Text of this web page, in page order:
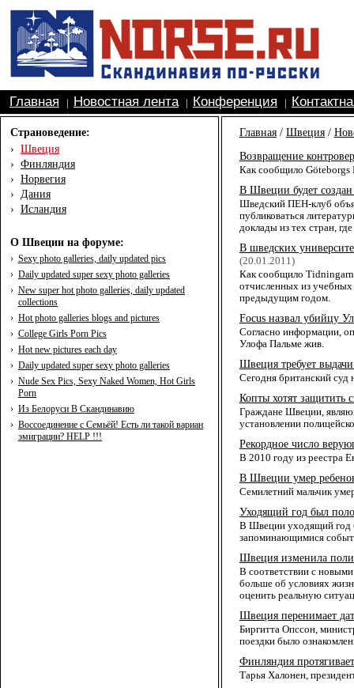
Главная Новостная лента| Конференция
Страноведение:
› Швеция
› Финляндия
› Норвегия
› Дания
› Исландия
О Швеции на форуме:
› Sexy photo galleries, daily updated pics
› Daily updated super sexy photo galleries
› New super hot photo galleries, daily updated
collections
› Hot photo galleries blogs and pictures
› College Girls Porn Pics
› Hot new pictures each day
› Daily updated super sexy photo galleries
› Nude Sex Pics, Sexy Naked Women, Hot Girls
Porn
› Из Белоруси В Скандинавию
› Воссоединение с Семьёй! Есть ли такой вариан
эмиграции? HELP !!!
Главная / Швеция /
Возвращение
Как сообщило Göteborgs
В Швеции будет создан
Шведский ПЕН-клуб
публиковаться
доклады из тех стран,
В шведских
(20.01.2011)
Как сообщило
отчисленных из учебных
предыдущим годом.
Focus назвал убийцу
Согласно информации,
Улофа Пальме жив.
Швеция требует
Сегодня британский суд
Копты хотят защитить
Граждане Швеции,
установлении
Рекордное число
В 2010 году из реестра
В Швеции умер
Семилетний мальчик
Уходящий год был
В Швеции уходящий год
запоминающимися
Швеция изменила
В соответствии с
больше об условиях
оценить реальную
Швеция перенимает
Биргитта Опссон,
поездки было
Финляндия
Тарья Халонен,